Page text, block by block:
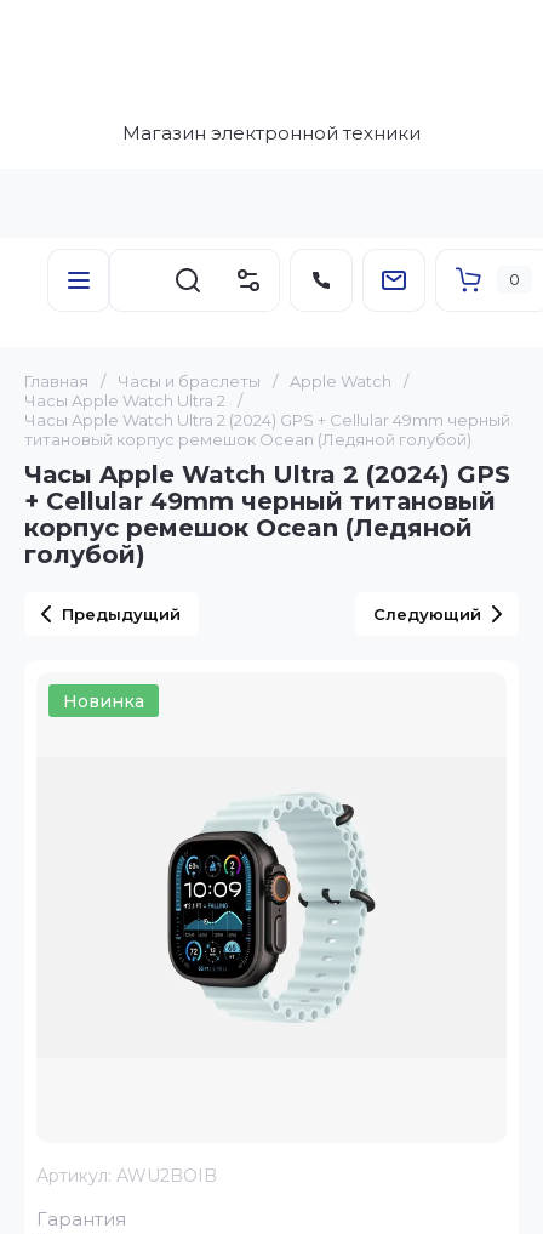
Магазин электронной техники
0
Главная / Часы и браслеты / Apple Watch
/
Часы Apple Watch Ultra 2
/
Часы Apple Watch Ultra 2 (2024) GPS + Cellular 49mm черный
титановый корпус ремешок Ocean (Ледяной голубой)
Часы Apple Watch Ultra 2 (2024) GPS
+ Cellular 49mm черный титановый
корпус ремешок Ocean (Ледяной
голубой)
Предыдущий Следующий
Новинка
Артикул: AWU2BOIB
Гарантия